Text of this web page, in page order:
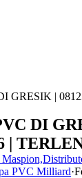
DI
|
PVC Milliard·